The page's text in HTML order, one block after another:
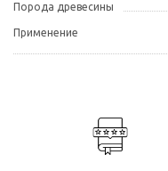
Порода древесины
Применение